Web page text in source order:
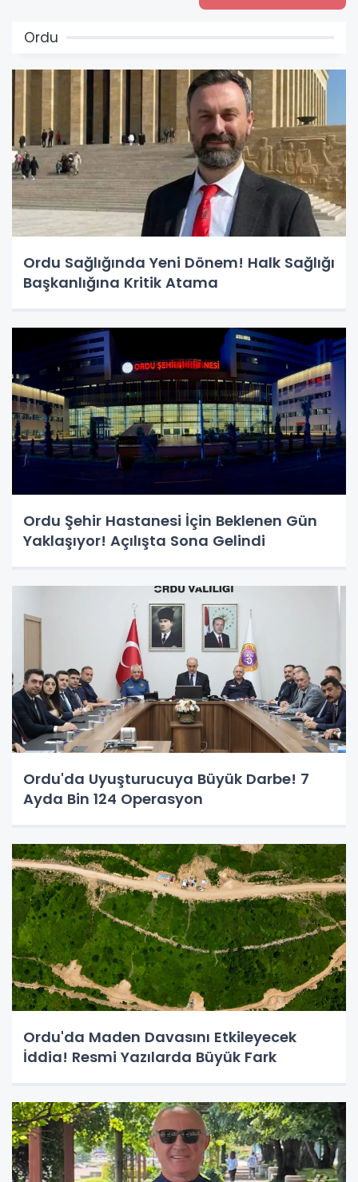
Ordu
Ordu Sağlığında Yeni Dönem! Halk Sağlığı
Başkanlığına Kritik Atama
Ordu Şehir Hastanesi İçin Beklenen Gün
Yaklaşıyor! Açılışta Sona Gelindi
Ordu'da Uyuşturucuya Büyük Darbe! 7
Ayda Bin 124 Operasyon
Ordu'da Maden Davasını Etkileyecek
İddia! Resmi Yazılarda Büyük Fark